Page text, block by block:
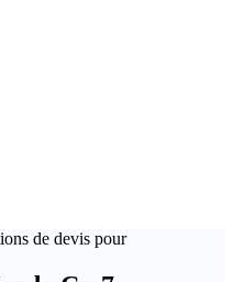
de devis pour